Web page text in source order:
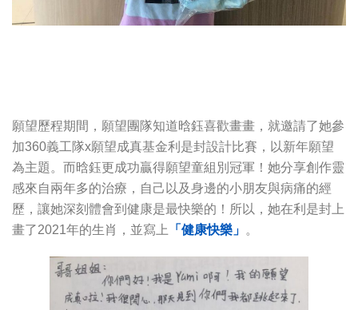
願望歷程期間，願望團隊知道晗鈺喜歡畫畫，就邀請了她參
加360義工隊x願望成真基金利是封設計比賽，以新年願望
為主題。而晗鈺更成功贏得願望童組別冠軍！她分享創作靈
感來自兩年多的治療，自己以及身邊的小朋友與病痛的經
歷，讓她深刻體會到健康是最快樂的！所以，她在利是封上
畫了2021年的生肖，並寫上
「健康快樂」 。